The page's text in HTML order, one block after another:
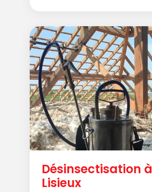
Désinsectisation à
Lisieux